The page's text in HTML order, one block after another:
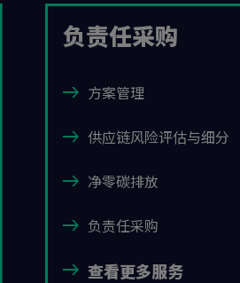
负责任采购
方案管理
供应链风险评估与细分
净零碳排放
负责任采购
查看更多服务